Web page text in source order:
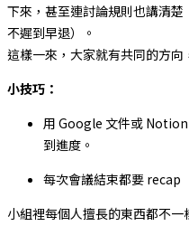
下來，甚至連討論規則也講清楚
不遲到早退）。
這樣一來，大家就有共同的方向
小技巧：
用 Google 文件或
到進度。
每次會議結束都要 recap
小組裡每個人擅長的東西都不